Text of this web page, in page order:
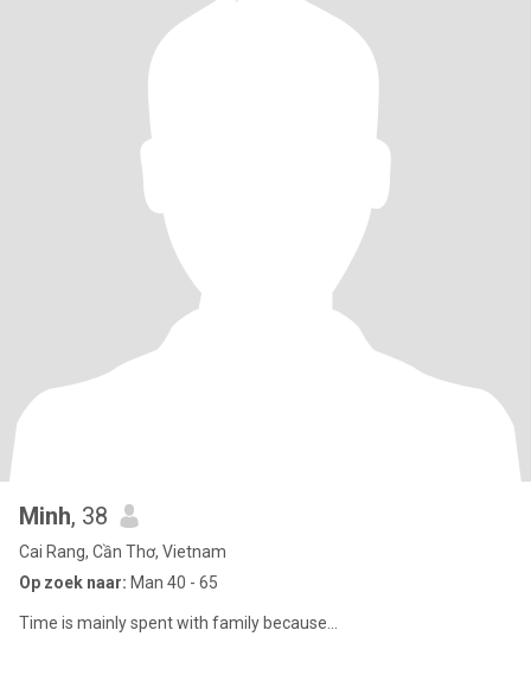
Minh, 38
Cai Rang, Cần Thơ, Vietnam
Op zoek naar: Man 40 - 65
Time is mainly spent with family because...